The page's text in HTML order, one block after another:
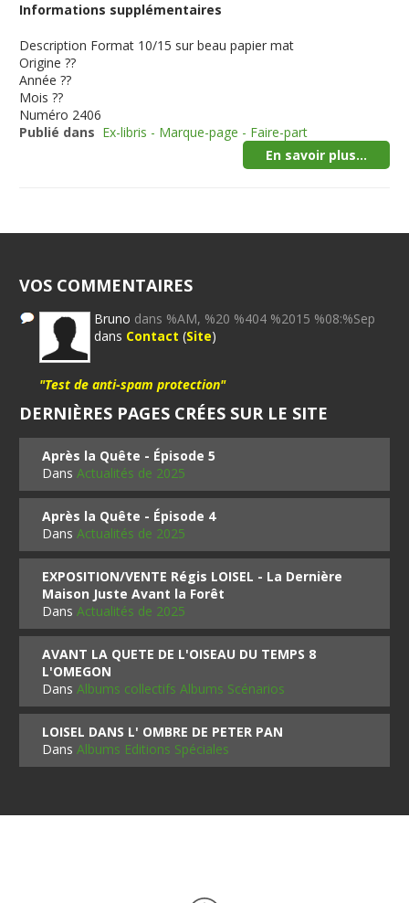
Informations supplémentaires
Description Format 10/15 sur beau papier mat
Origine ??
Année ??
Mois ??
Numéro 2406
Publié dans Ex-libris - Marque-page - Faire-part
En savoir plus...
VOS COMMENTAIRES
Bruno dans %AM, %20 %404 %2015 %08:%Sep
dans Contact (Site)
"Test de anti-spam protection"
DERNIÈRES PAGES CRÉES SUR LE SITE
Après la Quête - Épisode 5
DansActualités de 2025
Après la Quête - Épisode 4
DansActualités de 2025
EXPOSITION/VENTE Régis LOISEL - La Dernière
Maison Juste Avant la Forêt
DansActualités de 2025
AVANT LA QUETE DE L'OISEAU DU TEMPS 8
L'OMEGON
DansAlbums collectifs Albums Scénarios
LOISEL DANS L' OMBRE DE PETER PAN
DansAlbums Editions Spéciales